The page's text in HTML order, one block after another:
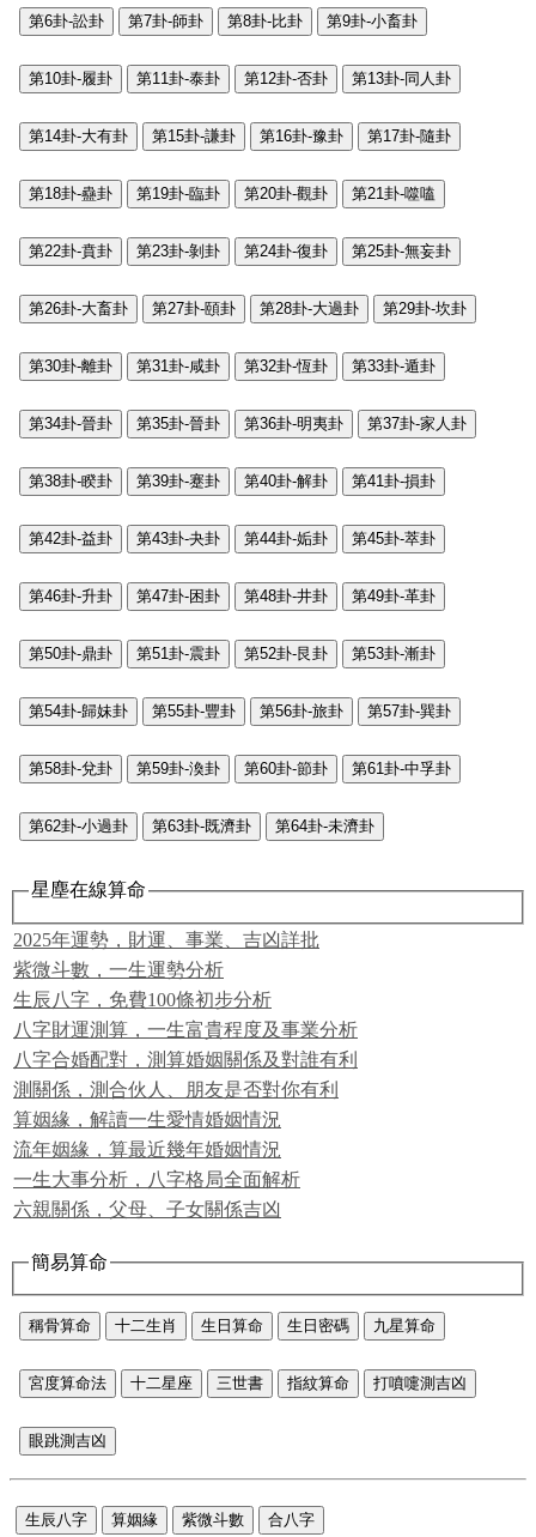
第6卦-訟卦 第7卦-師卦 第8卦-比卦 第9卦-小畜卦
第10卦-履卦 第11卦-泰卦 第12卦-否卦 第13卦-同人卦
第14卦-大有卦 第15卦-謙卦 第16卦-豫卦 第17卦-隨卦
第18卦-蠱卦 第19卦-臨卦 第20卦-觀卦 第21卦-噬嗑
第22卦-賁卦 第23卦-剝卦 第24卦-復卦 第25卦-無妄卦
第26卦-大畜卦 第27卦-頤卦 第28卦-大過卦 第29卦-坎卦
第30卦-離卦 第31卦-咸卦 第32卦-恆卦 第33卦-遁卦
第34卦-晉卦 第35卦-晉卦 第36卦-明夷卦 第37卦-家人卦
第38卦-睽卦 第39卦-蹇卦 第40卦-解卦 第41卦-損卦
第42卦-益卦 第43卦-夬卦 第44卦-姤卦 第45卦-萃卦
第46卦-升卦 第47卦-困卦 第48卦-井卦 第49卦-革卦
第50卦-鼎卦 第51卦-震卦 第52卦-艮卦 第53卦-漸卦
第54卦-歸妹卦 第55卦-豐卦 第56卦-旅卦 第57卦-巽卦
第58卦-兌卦 第59卦-渙卦 第60卦-節卦 第61卦-中孚卦
第62卦-小過卦 第63卦-既濟卦 第64卦-未濟卦
星塵在線算命
2025年運勢，財運、事業、吉凶詳批
紫微斗數，一生運勢分析
生辰八字，免費100條初步分析
八字財運測算，一生富貴程度及事業分析
八字合婚配對，測算婚姻關係及對誰有利
測關係，測合伙人、朋友是否對你有利
算姻緣，解讀一生愛情婚姻情況
流年姻緣，算最近幾年婚姻情況
一生大事分析，八字格局全面解析
六親關係，父母、子女關係吉凶
簡易算命
稱骨算命 十二生肖 生日算命 生日密碼 九星算命
宮度算命法 十二星座 三世書 指紋算命 打噴嚏測吉凶
眼跳測吉凶
生辰八字 算姻緣 紫微斗數 合八字